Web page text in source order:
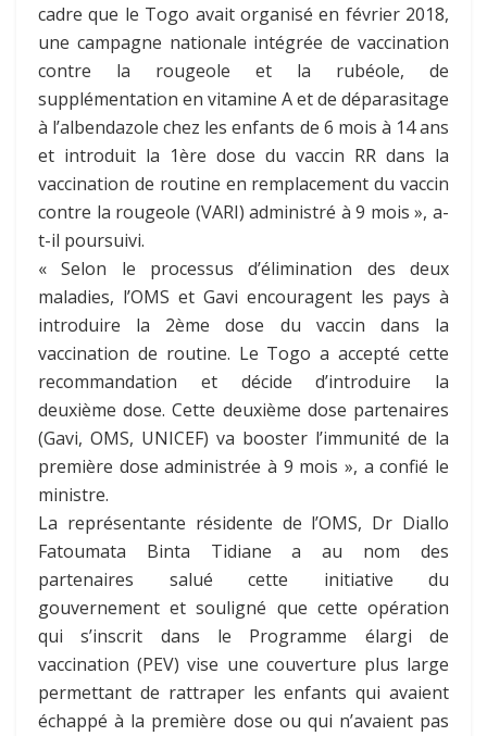
cadre que le Togo avait organisé en février 2018,
une campagne nationale intégrée de vaccination
contre la rougeole et la rubéole, de
supplémentation en vitamine A et de déparasitage
à l’albendazole chez les enfants de 6 mois à 14 ans
et introduit la 1ère dose du vaccin RR dans la
vaccination de routine en remplacement du vaccin
contre la rougeole (VARI) administré à 9 mois », a-
t-il poursuivi.
« Selon le processus d’élimination des deux
maladies, l’OMS et Gavi encouragent les pays à
introduire la 2ème dose du vaccin dans la
vaccination de routine. Le Togo a accepté cette
recommandation et décide d’introduire la
deuxième dose. Cette deuxième dose partenaires
(Gavi, OMS, UNICEF) va booster l’immunité de la
première dose administrée à 9 mois », a confié le
ministre.
La représentante résidente de l’OMS, Dr Diallo
Fatoumata Binta Tidiane a au nom des
partenaires salué cette initiative du
gouvernement et souligné que cette opération
qui s’inscrit dans le Programme élargi de
vaccination (PEV) vise une couverture plus large
permettant de rattraper les enfants qui avaient
échappé à la première dose ou qui n’avaient pas